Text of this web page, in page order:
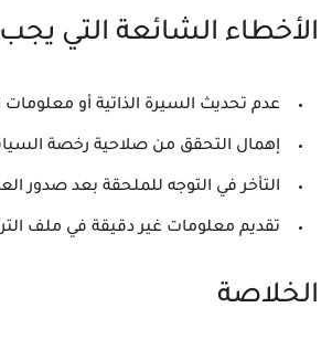
الأخطاء الشائعة التي
عدم تحديث السيرة الذاتية أو
إهمال التحقق من صلاحية رخصة
التأخر في التوجه للملحقة بعد صدور
تقديم معلومات غير دقيقة في ملف
الخلاصة